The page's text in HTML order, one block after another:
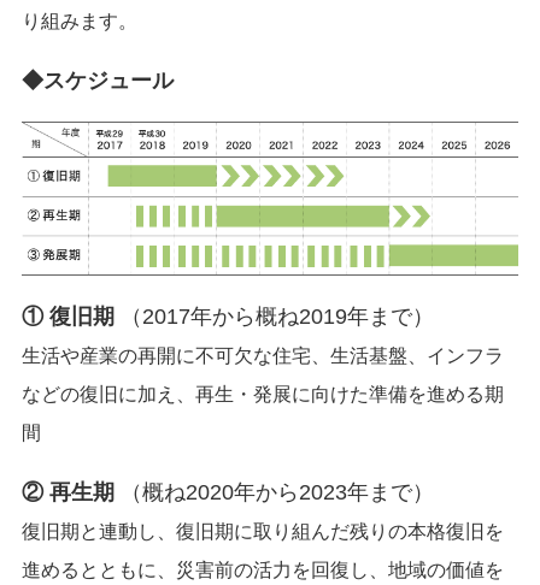
り組みます。
◆スケジュール
① 復旧期 （2017年から概ね2019年まで）
生活や産業の再開に不可欠な住宅、生活基盤、インフラ
などの復旧に加え、再生・発展に向けた準備を進める期
間
② 再生期 （概ね2020年から2023年まで）
復旧期と連動し、復旧期に取り組んだ残りの本格復旧を
進めるとともに、災害前の活力を回復し、地域の価値を